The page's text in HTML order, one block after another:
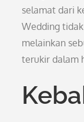
selamat dari
Wedding
melainkan
terukir dalam